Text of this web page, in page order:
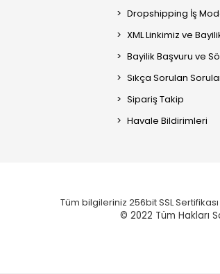
Dropshipping İş
XML Linkimiz ve
Bayilik Başvuru ve
Sıkça Sorulan
Sipariş Takip
Havale Bildirimleri
Tüm bilgileriniz 256bit SSL
© 2022 Tüm Hakları